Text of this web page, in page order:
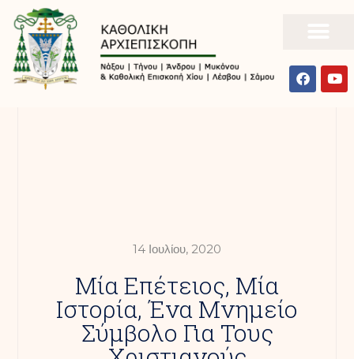
14 Ιουλίου, 2020
Μία Επέτειος, Μία
Ιστορία, Ένα Μνημείο
Σύμβολο Για Τους